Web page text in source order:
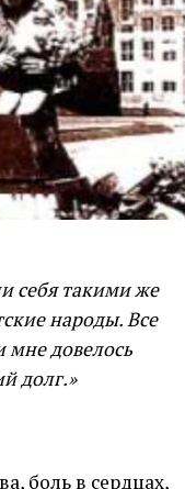
себя такими же
народы. Все
мне довелось
долг.»
боль в сердцах,